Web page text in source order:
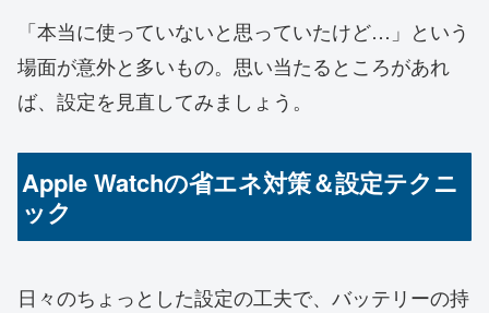
「本当に使っていないと思っていたけど…」という
場面が意外と多いもの。思い当たるところがあれ
ば、設定を見直してみましょう。
Apple Watchの省エネ対策＆設定テクニ
ック
日々のちょっとした設定の工夫で、バッテリーの持